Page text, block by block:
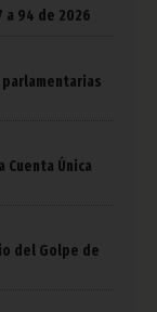
a 94 de 2026
Única
del Golpe de